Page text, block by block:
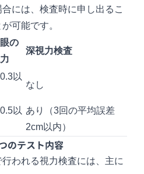
には、検査時に申し出るこ
可能です。
の
深視力検査
以
なし
以 あり（3回の平均誤差
2cm以内）
のテスト内容
われる視力検査には、主に